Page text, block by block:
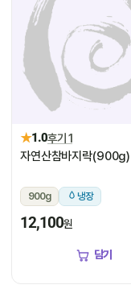
★1.0후기 1
자연산참바지락(900g)
900g 냉장
12,100원
담기